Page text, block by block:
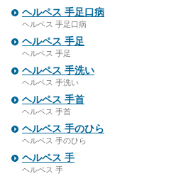
ヘルペス 手足口病
ヘルペス 手足口病
ヘルペス 手足
ヘルペス 手足
ヘルペス 手洗い
ヘルペス 手洗い
ヘルペス 手首
ヘルペス 手首
ヘルペス 手のひら
ヘルペス 手のひら
ヘルペス 手
ヘルペス 手